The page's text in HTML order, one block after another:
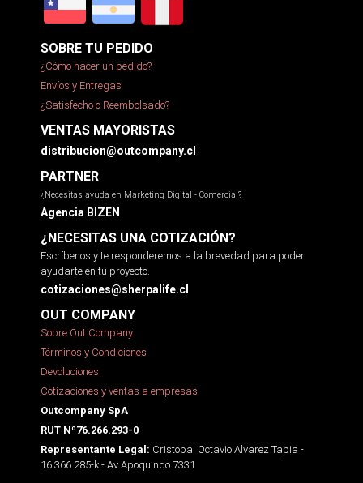
SOBRE TU PEDIDO
¿Cómo hacer un pedido?
Envíos y Entregas
¿Satisfecho o Reembolsado?
VENTAS MAYORISTAS
distribucion@outcompany.cl
PARTNER
¿Necesitas ayuda en Marketing Digital - Comercial?
Agencia BIZEN
¿NECESITAS UNA COTIZACIÓN?
Escríbenos y te responderemos a la brevedad para poder
ayudarte en tu proyecto.
cotizaciones@sherpalife.cl
OUT COMPANY
Sobre Out Company
Términos y Condiciones
Devoluciones
Cotizaciones y ventas a empresas
Outcompany SpA
RUT Nº76.266.293-0
Representante Legal: Cristobal Octavio Alvarez Tapia -
16.366.285-k - Av Apoquindo 7331